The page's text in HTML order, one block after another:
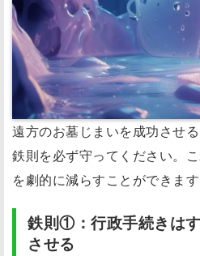
遠方のお墓じまいを成功させ
鉄則を必ず守ってください。
を劇的に減らすことができます
鉄則①：行政手続きは
させる